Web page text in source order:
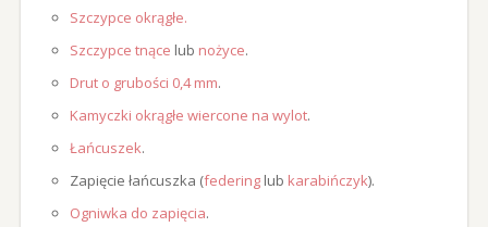
Szczypce okrągłe.
Szczypce tnące lub nożyce.
Drut o grubości 0,4 mm.
Kamyczki okrągłe wiercone na wylot.
Łańcuszek.
Zapięcie łańcuszka (federinglub karabińczyk).
Ogniwka do zapięcia.